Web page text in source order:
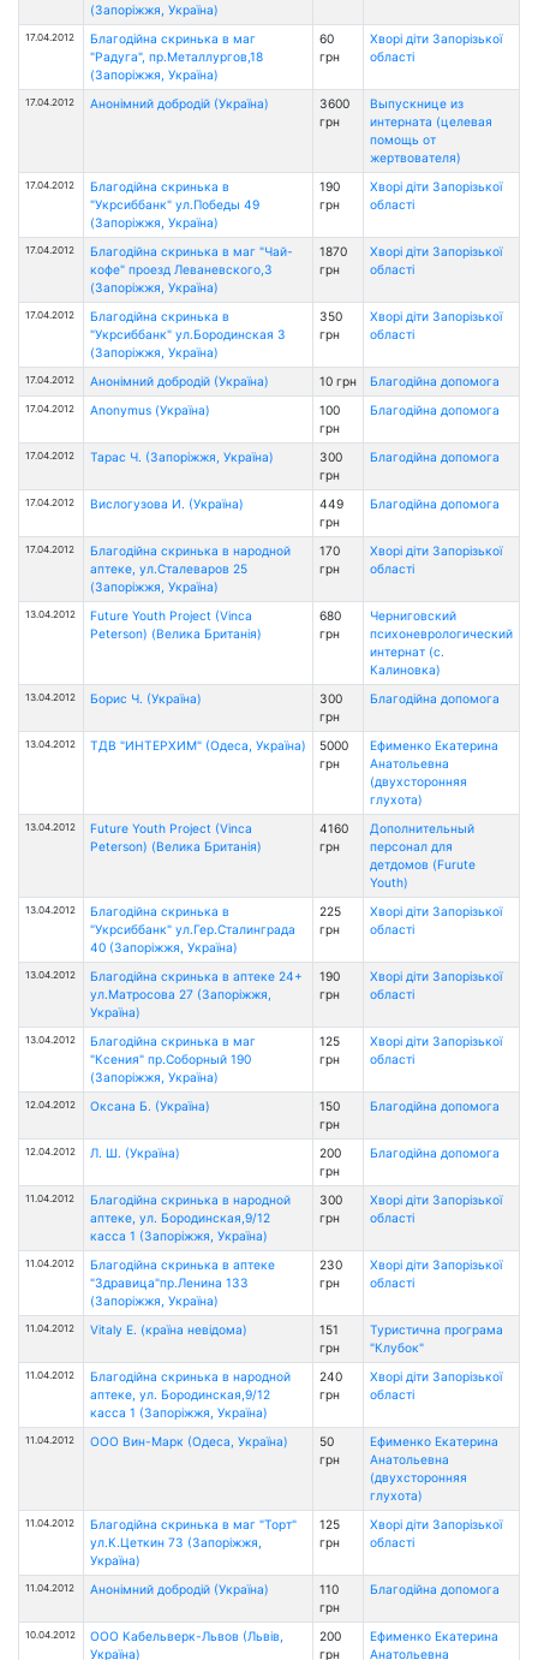
(Запоріжжя, Україна)
17.04.2012
Благодійна скринька в маг
"Радуга", пр.Металлургов,18
(Запоріжжя, Україна)
60
грн
Хворі діти Запорізької
області
17.04.2012 Анонімний добродій (Україна)
3600
грн
Выпускнице из
интерната (целевая
помощь от
жертвователя)
17.04.2012
Благодійна скринька в
"Укрсиббанк" ул.Победы 49
(Запоріжжя, Україна)
190
грн
Хворі діти Запорізької
області
17.04.2012
Благодійна скринька в маг "Чай-
кофе" проезд Леваневского,3
(Запоріжжя, Україна)
1870
грн
Хворі діти Запорізької
області
17.04.2012
Благодійна скринька в
"Укрсиббанк" ул.Бородинская 3
(Запоріжжя, Україна)
350
грн
Хворі діти Запорізької
області
17.04.2012 Анонімний добродій (Україна) 10 грн Благодійна допомога
17.04.2012 Anonymus (Україна)
100
грн
Благодійна допомога
17.04.2012 Тарас Ч. (Запоріжжя, Україна)
300
грн
Благодійна допомога
17.04.2012 Вислогузова И. (Україна)
449
грн
Благодійна допомога
17.04.2012
Благодійна скринька в народной
аптеке, ул.Сталеваров 25
(Запоріжжя, Україна)
170
грн
Хворі діти Запорізької
області
13.04.2012
Future Youth Project (Vinca
Peterson) (Велика Британія)
680
грн
Черниговский
психоневрологический
интернат (с.
Калиновка)
13.04.2012 Борис Ч. (Україна)
300
грн
Благодійна допомога
13.04.2012 ТДВ "ИНТЕРХИМ" (Одеса, Україна)
5000
грн
Ефименко Екатерина
Анатольевна
(двухсторонняя
глухота)
13.04.2012
Future Youth Project (Vinca
Peterson) (Велика Британія)
4160
грн
Дополнительный
персонал для
детдомов (Furute
Youth)
13.04.2012
Благодійна скринька в
"Укрсиббанк" ул.Гер.Сталинграда
40 (Запоріжжя, Україна)
225
грн
Хворі діти Запорізької
області
13.04.2012
Благодійна скринька в аптеке 24+
ул.Матросова 27 (Запоріжжя,
Україна)
190
грн
Хворі діти Запорізької
області
13.04.2012
Благодійна скринька в маг
"Ксения" пр.Соборный 190
(Запоріжжя, Україна)
125
грн
Хворі діти Запорізької
області
12.04.2012 Оксана Б. (Україна)
150
грн
Благодійна допомога
12.04.2012 Л. Ш. (Україна)
200
грн
Благодійна допомога
11.04.2012
Благодійна скринька в народной
аптеке, ул. Бородинская,9/12
касса 1 (Запоріжжя, Україна)
300
грн
Хворі діти Запорізької
області
11.04.2012
Благодійна скринька в аптеке
"Здравица"пр.Ленина 133
(Запоріжжя, Україна)
230
грн
Хворі діти Запорізької
області
11.04.2012 Vitaly E. (країна невідома)
151
грн
Туристична програма
"Клубок"
11.04.2012
Благодійна скринька в народной
аптеке, ул. Бородинская,9/12
касса 1 (Запоріжжя, Україна)
240
грн
Хворі діти Запорізької
області
11.04.2012 ООО Вин-Марк (Одеса, Україна)
50
грн
Ефименко Екатерина
Анатольевна
(двухсторонняя
глухота)
11.04.2012
Благодійна скринька в маг "Торт"
ул.К.Цеткин 73 (Запоріжжя,
Україна)
125
грн
Хворі діти Запорізької
області
11.04.2012 Анонімний добродій (Україна)
110
грн
Благодійна допомога
10.04.2012
ООО Кабельверк-Львов (Львів,
Україна)
200
грн
Ефименко Екатерина
Анатольевна